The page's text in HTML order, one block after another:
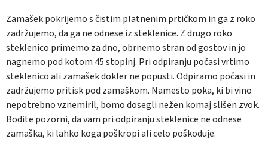
Zamašek pokrijemo s čistim platnenim prtičkom in ga z roko
zadržujemo, da ga ne odnese iz steklenice. Z drugo roko
steklenico primemo za dno, obrnemo stran od gostov in jo
nagnemo pod kotom 45 stopinj. Pri odpiranju počasi vrtimo
steklenico ali zamašek dokler ne popusti. Odpiramo počasi in
zadržujemo pritisk pod zamaškom. Namesto poka, ki bi vino
nepotrebno vznemiril, bomo dosegli nežen komaj slišen zvok.
Bodite pozorni, da vam pri odpiranju steklenice ne odnese
zamaška, ki lahko koga poškropi ali celo poškoduje.